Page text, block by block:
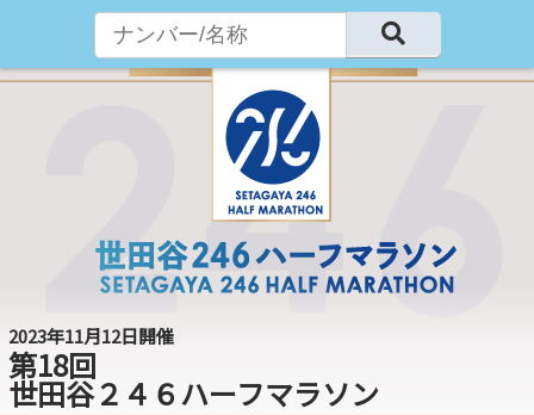
2023年11月12日開催
第18回
世田谷２４６ハーフマラソン